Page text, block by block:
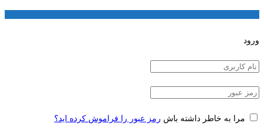
ورود
مرا به خاطر داشته باش رمز عبور را فراموش کرده اید؟